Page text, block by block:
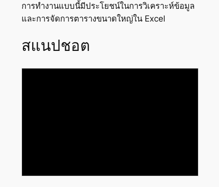
การทำงานแบบนี้มีประโยชน์ในการวิเคราะห์ข้อมูล
และการจัดการตารางขนาดใหญ่ใน Excel
สแนปชอต